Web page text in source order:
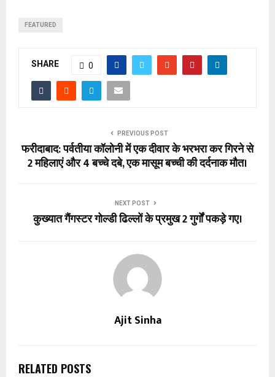
FEATURED
SHARE 0
PREVIOUS POST
फरीदाबाद: पर्वतीया कॉलोनी में एक दीवार के भरभरा कर गिरने से
2 महिलाएं और 4 बच्चे दबे, एक मासूम बच्ची की दर्दनाक मौत।
NEXT POST
कुख्यात गैंगस्टर गोल्डी ढिल्लों के प्रमुख 2 गुर्गों पकड़े गए।
Ajit Sinha
RELATED POSTS